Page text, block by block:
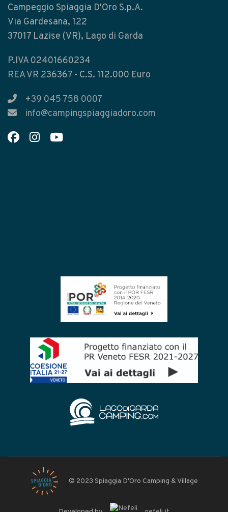
Campeggio Spiaggia D'Oro S.p.A.
Via Gardesana, 122
37017 Lazise (VR), Lago di Garda
P.IVA 02401660234
REA VR 236367 - C.S. 112.000 Euro
+39 045 758 0007
info@campingspiaggiadoro.com
© 2023 Spiaggia D'Oro Camping & Village